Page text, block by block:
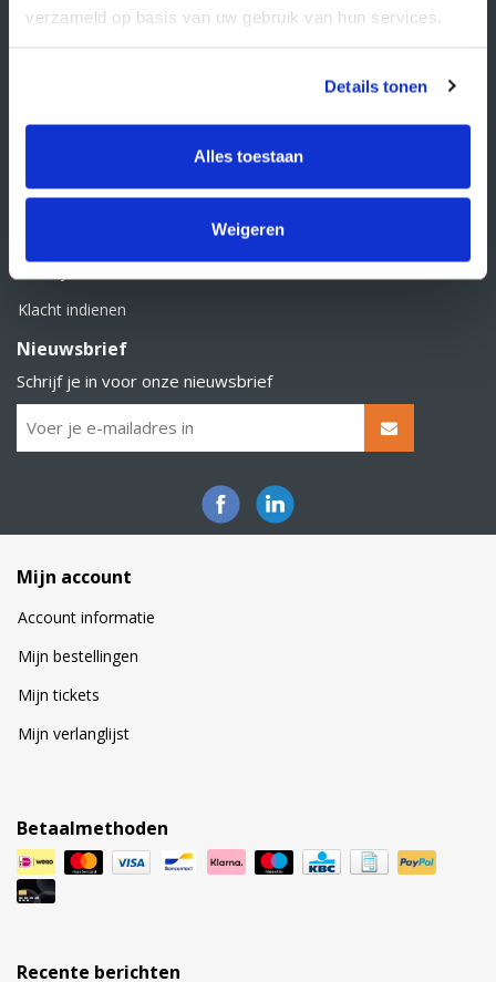
verzameld op basis van uw gebruik van hun services.
Details tonen
Alles toestaan
Weigeren
Retourbeleid
Klacht indienen
Nieuwsbrief
Schrijf je in voor onze nieuwsbrief
Mijn account
Account informatie
Mijn bestellingen
Mijn tickets
Mijn verlanglijst
Betaalmethoden
Recente berichten